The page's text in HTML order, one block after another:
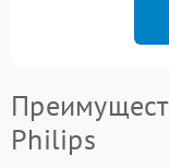
Philips